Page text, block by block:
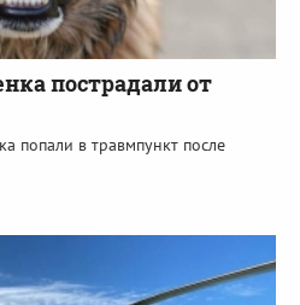
пострадали от
попали в травмпункт после